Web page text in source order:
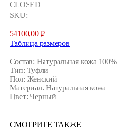
CLOSED
SKU:
54100,00 ₽
Таблица размеров
Состав: Натуральная кожа 100%
Тип: Туфли
Пол: Женский
Материал: Натуральная кожа
Цвет: Черный
СМОТРИТЕ ТАКЖЕ